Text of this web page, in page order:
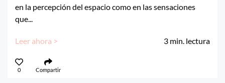
en la percepción del espacio como en las sensaciones
que...
Leer ahora > 3 min. lectura
0 Compartir